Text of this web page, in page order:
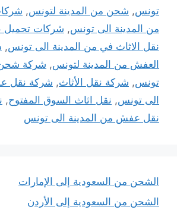
تونس, شحن من المدينة لتونس,
من المدينة الى تونس, شركات
نقل الاثاث في من المدينة الى تونس,
العفش من المدينة لتونس, شركة شحن
تونس, شركة نقل الأثاث, شركة نقل
الى تونس, نقل اثاث السوق المفتوح,
نقل عفش من المدينة الى تونس
الشحن من السعودية إلى الإمارات
الشحن من السعودية إلى الأردن